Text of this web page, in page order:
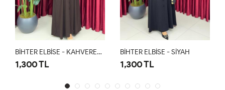
BİHTER ELBİSE - SİYAH
1,300 TL
BİHTER ELBİSE - LACİVERT
1,300 TL